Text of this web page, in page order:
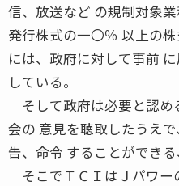
信、放送など の規制対象
発行株式の一〇％ 以上の
には、政府に対して事前
している。
そして政府は必要と認め
会の 意見を聴取したうえ
告、命令 することができ
そこでＴＣＩはＪパワー